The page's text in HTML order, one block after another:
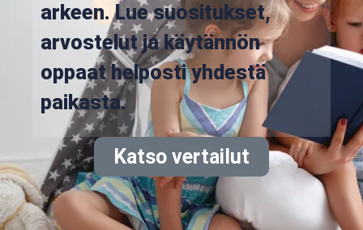
arkeen. Lue suositukset,
arvostelut ja käytännön
oppaat helposti yhdestä
paikasta.
Katso vertailut